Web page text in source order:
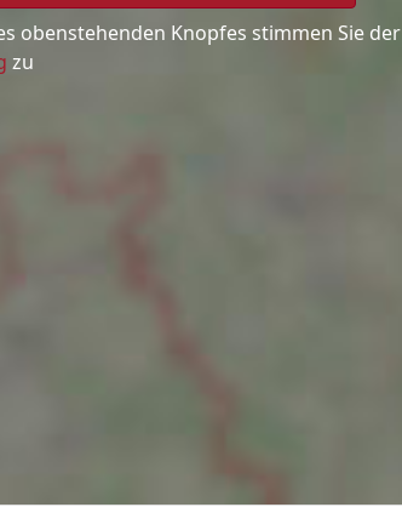
obenstehenden Knopfes stimmen Sie der
zu